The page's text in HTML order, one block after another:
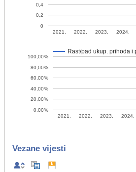
2021. 2022. 2023. 2024.
0
0,2
0,4
Rast/pad ukup. prihoda i
2021. 2022. 2023. 2024.
0,00%
20,00%
40,00%
60,00%
80,00%
100,00%
Vezane vijesti